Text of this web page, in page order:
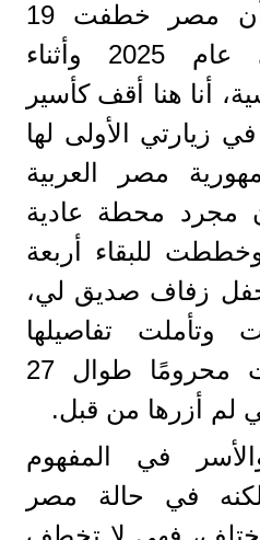
فلك أن تتخيل أن مصر خطفت 19
مليون سائح في عام 2025 وأثناء
أنا هنا أقف كأسير
في زيارتي الأولى لها
مصر العربية
مجرد محطة عادية
للبقاء أربعة
زفاف صديق لي،
تفاصيلها
اكتشفت أنني كنت محرومًا طوال 27
لم أزرها من قبل.
في المفهوم
في حالة مصر